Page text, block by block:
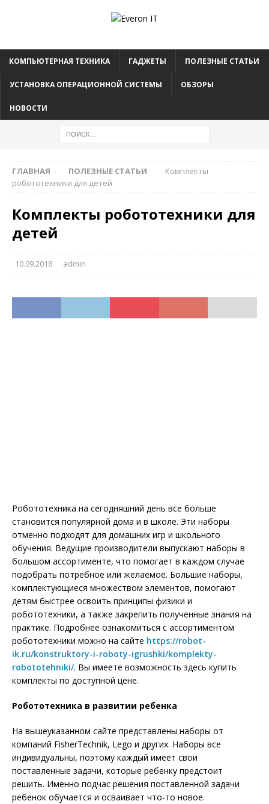
КОМПЬЮТЕРНАЯ ТЕХНИКА ГАДЖЕТЫ ПОЛЕЗНЫЕ СТАТЬИ
УСТАНОВКА ОПЕРАЦИОННОЙ СИСТЕМЫ ОБЗОРЫ
НОВОСТИ
ГЛАВНАЯ ПОЛЕЗНЫЕ СТАТЬИ
Комплекты
робототехники для детей
Комплекты робототехники для
детей
10.09.2018 admin
Робототехника на сегодняшний день все больше
становится популярной дома и в школе. Эти наборы
отменно подходят для домашних игр и школьного
обучения. Ведущие производители выпускают наборы в
большом ассортименте, что помогает в каждом случае
подобрать потребное или желаемое. Большие наборы,
комплектующиеся множеством элементов, помогают
детям быстрее освоить принципы физики и
робототехники, а также закрепить полученные знания на
практике. Подробнее ознакомиться с ассортиментом
робототехники можно на сайте https://robot-
ik.ru/konstruktory-i-roboty-igrushki/komplekty-
robototehniki/. Вы имеете возможность здесь купить
комплекты по доступной цене.
Робототехника в развитии ребенка
На вышеуказанном сайте представлены наборы от
компаний FisherTechnik, Lego и других. Наборы все
индивидуальны, поэтому каждый имеет свои
поставленные задачи, которые ребенку предстоит
решить. Именно подчас решения поставленной задачи
ребенок обучается и осваивает что-то новое.